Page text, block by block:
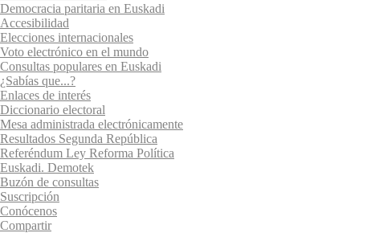
Democracia paritaria en Euskadi
Accesibilidad
Elecciones internacionales
Voto electrónico en el mundo
Consultas populares en Euskadi
¿Sabías que...?
Enlaces de interés
Diccionario electoral
Mesa administrada electrónicamente
Resultados Segunda República
Referéndum Ley Reforma Política
Euskadi. Demotek
Buzón de consultas
Suscripción
Conócenos
Compartir